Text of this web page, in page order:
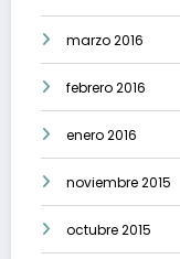
marzo 2016
febrero 2016
enero 2016
noviembre 2015
octubre 2015